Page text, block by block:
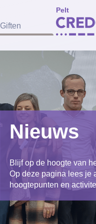
Giften
Pelt
Nieuws
Blijf op de hoogte van
Op deze pagina lees je
hoogtepunten en